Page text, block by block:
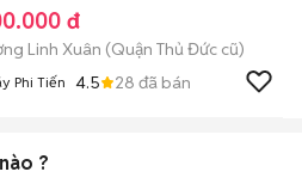
đ
Linh Xuân (Quận Thủ Đức cũ)
Phi Tiến 4.5 28 đã bán
nào ?